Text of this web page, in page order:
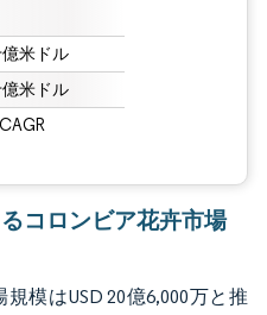
億米ドル
億米ドル
コロンビア花卉市場
模はUSD 20億6,000万と推